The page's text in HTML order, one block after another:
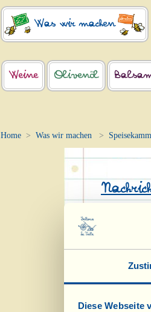
Diese Webseite
Was wir machen
Weine Olivenöl
Home Was wir machen
Gerade
„Le
Sie sind
und dem